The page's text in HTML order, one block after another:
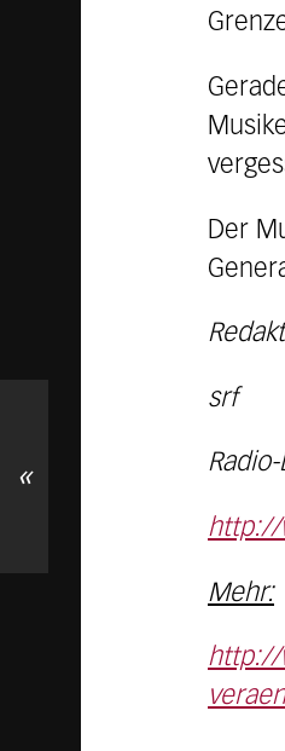
Der
srf
http://
Mehr:
http://
«